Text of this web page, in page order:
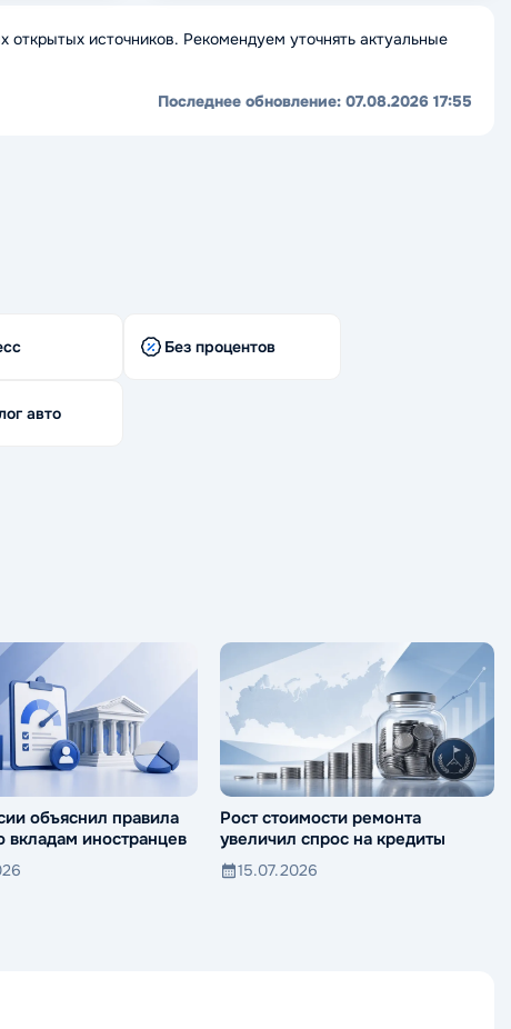
источников. Рекомендуем уточнять актуальные
Последнее обновление: 07.08.2026 17:55
Без процентов
авто
объяснил правила
вкладам иностранцев
Рост стоимости ремонта
увеличил спрос на кредиты
15.07.2026